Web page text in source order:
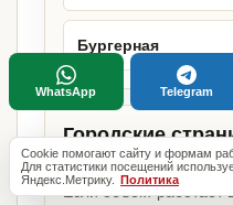
Бургерная
Городские
направлению
Если объект работает
Cookie помогают сайту и формам
Для статистики посещений
Яндекс.Метрику. Политика
WhatsApp Telegram